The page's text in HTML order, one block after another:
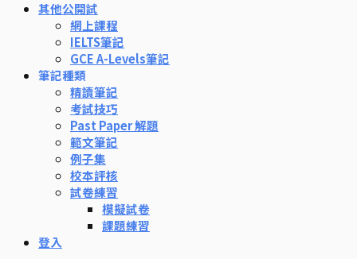
其他公開試
網上課程
IELTS筆記
GCE A-Levels筆記
筆記種類
精讀筆記
考試技巧
Past Paper 解題
範文筆記
例子集
校本評核
試卷練習
模擬試卷
課題練習
登入